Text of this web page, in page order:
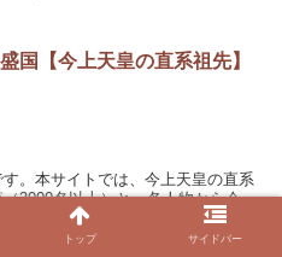
国【今上天皇の直系祖先】
。本サイトでは、今上天皇の直系
3000名以上）と、各人物から今
ています。
トップ サイドバー